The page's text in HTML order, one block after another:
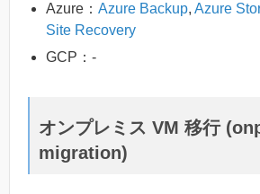
Azure： Azure Backup, Azure
Site Recovery
GCP：-
オンプレミス VM 移行
migration)